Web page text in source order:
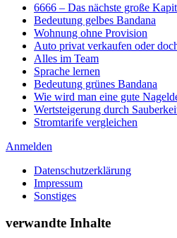
6666 – Das nächste große
Bedeutung gelbes Bandana
Wohnung ohne Provision
Auto privat verkaufen oder
Alles im Team
Sprache lernen
Bedeutung grünes Bandana
Wie wird man eine gute
Wertsteigerung durch
Stromtarife vergleichen
Anmelden
Datenschutzerklärung
Impressum
Sonstiges
verwandte Inhalte